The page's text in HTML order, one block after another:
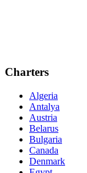
Charters
Algeria
Antalya
Austria
Belarus
Bulgaria
Canada
Denmark